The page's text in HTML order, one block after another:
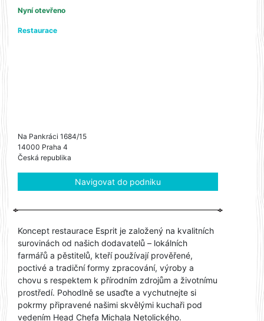
Nyní otevřeno
Restaurace
Na Pankráci 1684/15
14000 Praha 4
Česká republika
Navigovat do podniku
Koncept restaurace Esprit je založený na kvalitních
surovinách od našich dodavatelů – lokálních
farmářů a pěstitelů, kteří používají prověřené,
poctivé a tradiční formy zpracování, výroby a
chovu s respektem k přírodním zdrojům a životnímu
prostředí. Pohodlně se usaďte a vychutnejte si
pokrmy připravené našimi skvělými kuchaři pod
vedením Head Chefa Michala Netolického.